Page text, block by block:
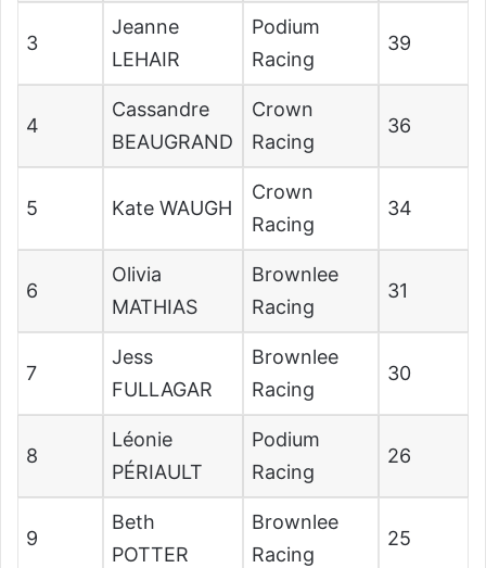
3
Jeanne
LEHAIR
Podium
Racing
39
4
Cassandre
BEAUGRAND
Crown
Racing
36
5 Kate WAUGH
Crown
Racing
34
6
Olivia
MATHIAS
Brownlee
Racing
31
7
Jess
FULLAGAR
Brownlee
Racing
30
8
Léonie
PÉRIAULT
Podium
Racing
26
9
Beth
POTTER
Brownlee
Racing
25